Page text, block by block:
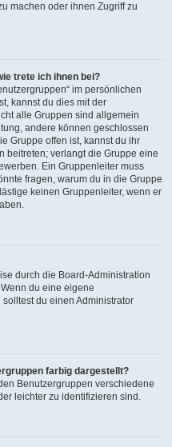
machen oder ihnen Zugriff zu
trete ich ihnen bei?
im persönlichen
kannst du dies mit der
alle Gruppen sind allgemein
andere können geschlossen
Gruppe offen ist, kannst du ihr
beitreten; verlangt die Gruppe eine
Ein Gruppenleiter muss
fragen, warum du in die Gruppe
keinen Gruppenleiter, wenn er
durch die Board-Administration
du eine eigene
du einen Administrator
farbig dargestellt?
Benutzergruppen verschiedene
leichter zu identifizieren sind.